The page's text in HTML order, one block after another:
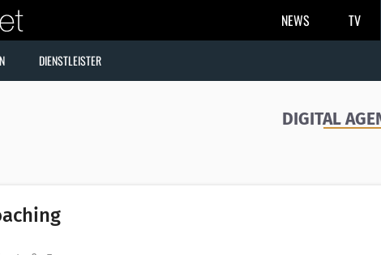
NEWS TV
DIENSTLEISTER
DIGITAL